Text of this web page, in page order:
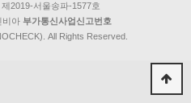
제2019-서울송파-1577호
아 부가통신사업신고번호
All Rights Reserved.